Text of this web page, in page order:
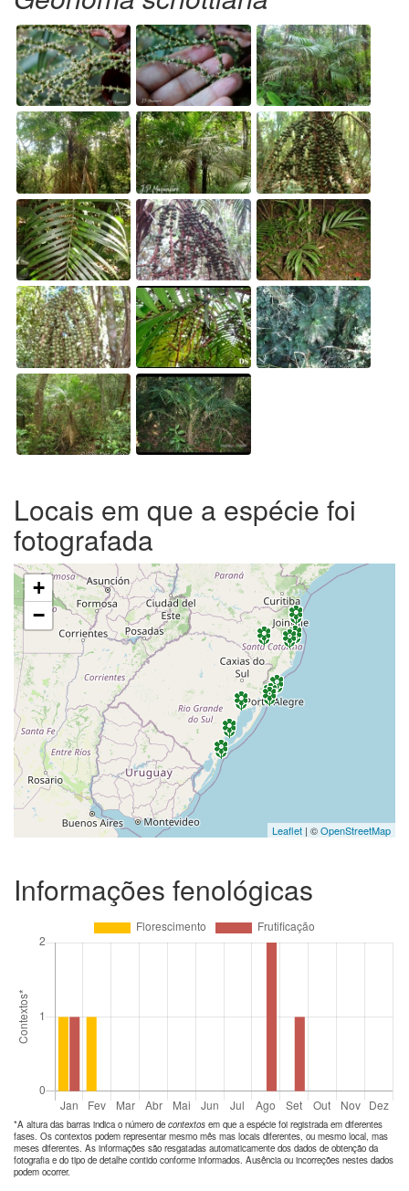
Locais em que a espécie foi
fotografada
+
−
Leaflet | ©OpenStreetMap
Informações fenológicas
*A altura das barras indica o número de contextos em que a espécie foi registrada em diferentes
fases. Os contextos podem representar mesmo mês mas locais diferentes, ou mesmo local, mas
meses diferentes. As informações são resgatadas automaticamente dos dados de obtenção da
fotografia e do tipo de detalhe contido conforme informados. Ausência ou incorreções nestes dados
podem ocorrer.